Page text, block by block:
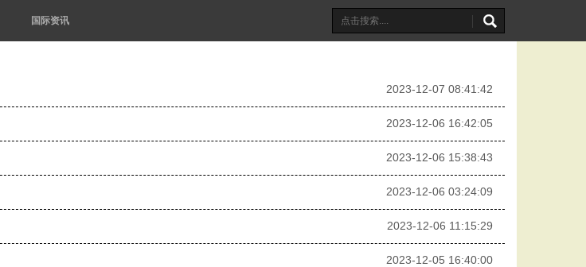
国际资讯
2023-12-07 08:41:42
2023-12-06 16:42:05
2023-12-06 15:38:43
2023-12-06 03:24:09
2023-12-06 11:15:29
2023-12-05 16:40:00